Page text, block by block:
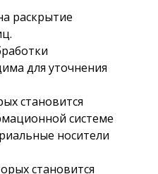
раскрытие
для уточнения
становится
системе
носители
становится